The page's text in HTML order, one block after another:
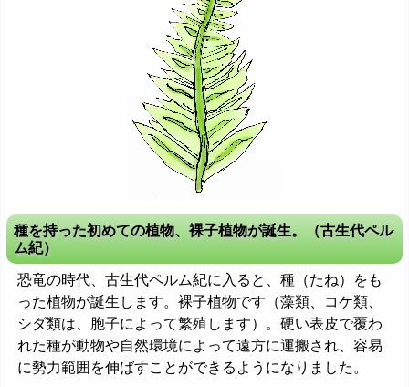
種を持った初めての植物、裸子植物が誕生。（古生代ペル
ム紀）
恐竜の時代、古生代ペルム紀に入ると、種（たね）をも
った植物が誕生します。裸子植物です（藻類、コケ類、
シダ類は、胞子によって繁殖します）。硬い表皮で覆わ
れた種が動物や自然環境によって遠方に運搬され、容易
に勢力範囲を伸ばすことができるようになりました。